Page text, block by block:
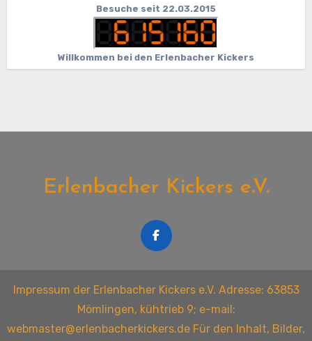
Besuche seit 22.03.2015
Willkommen bei den Erlenbacher Kickers
Erlenbacher Kickers e.V.
Impressum der Erlenbacher Kickers e.V. Adresse: 63853
Mömlingen, kühtrieb 9; e-mail:
webmaster@erlenbacherkickers.de Für den Inhalt, Bilder,